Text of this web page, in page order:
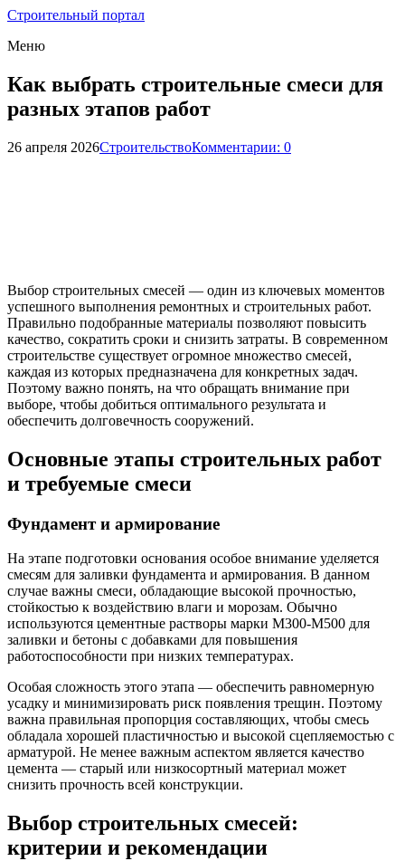
Строительный портал
Меню
Как выбрать строительные смеси для
разных этапов работ
26 апреля 2026СтроительствоКомментарии: 0
Выбор строительных смесей — один из ключевых моментов
успешного выполнения ремонтных и строительных работ.
Правильно подобранные материалы позволяют повысить
качество, сократить сроки и снизить затраты. В современном
строительстве существует огромное множество смесей,
каждая из которых предназначена для конкретных задач.
Поэтому важно понять, на что обращать внимание при
выборе, чтобы добиться оптимального результата и
обеспечить долговечность сооружений.
Основные этапы строительных работ
и требуемые смеси
Фундамент и армирование
На этапе подготовки основания особое внимание уделяется
смесям для заливки фундамента и армирования. В данном
случае важны смеси, обладающие высокой прочностью,
стойкостью к воздействию влаги и морозам. Обычно
используются цементные растворы марки М300-М500 для
заливки и бетоны с добавками для повышения
работоспособности при низких температурах.
Особая сложность этого этапа — обеспечить равномерную
усадку и минимизировать риск появления трещин. Поэтому
важна правильная пропорция составляющих, чтобы смесь
обладала хорошей пластичностью и высокой сцепляемостью с
арматурой. Не менее важным аспектом является качество
цемента — старый или низкосортный материал может
снизить прочность всей конструкции.
Выбор строительных смесей:
критерии и рекомендации